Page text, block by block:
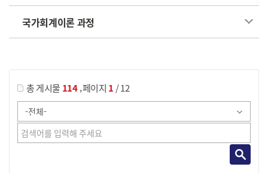
국가회계이론 과정
총 게시물 114,페이지 1 / 12